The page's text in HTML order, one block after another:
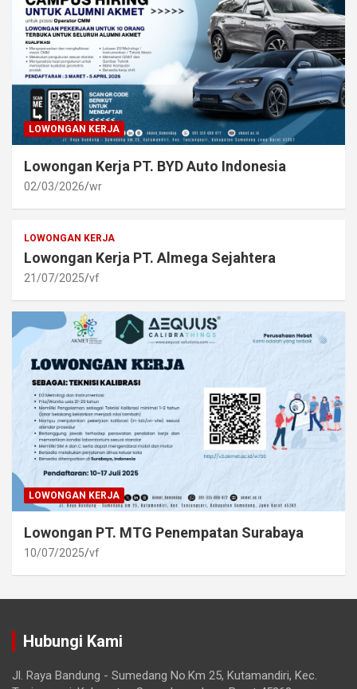
LOWONGAN KERJA
Lowongan Kerja PT. BYD Auto Indonesia
02/03/2026 wr
LOWONGAN KERJA
Lowongan Kerja PT. Almega Sejahtera
21/07/2025 vf
LOWONGAN KERJA
Lowongan PT. MTG Penempatan Surabaya
10/07/2025 vf
Hubungi Kami
Jl. Raya Bandung - Sumedang No.Km 25, Kutamandiri, Kec.